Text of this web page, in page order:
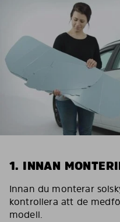
1. INNAN
Innan du monterar
kontrollera att de
modell.